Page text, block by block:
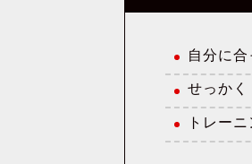
自分に
せっか
トレー